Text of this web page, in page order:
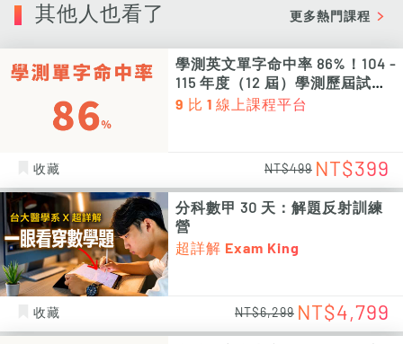
其他人也看了 更多熱門課程
學測英文單字命中率 86%！104 -
115 年度（12 屆）學測歷屆試題
單字次數、頻率統計 PDF 電子檔
9 比 1 線上課程平台
收藏 NT$499 NT$399
分科數甲 30 天：解題反射訓練
營
超詳解 Exam King
收藏 NT$6,299 NT$4,799